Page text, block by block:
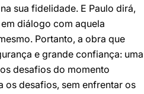
sua fidelidade. E Paulo dirá,
diálogo com aquela
Portanto, a obra que
e grande confiança: uma
desafios do momento
os desafios, sem enfrentar os